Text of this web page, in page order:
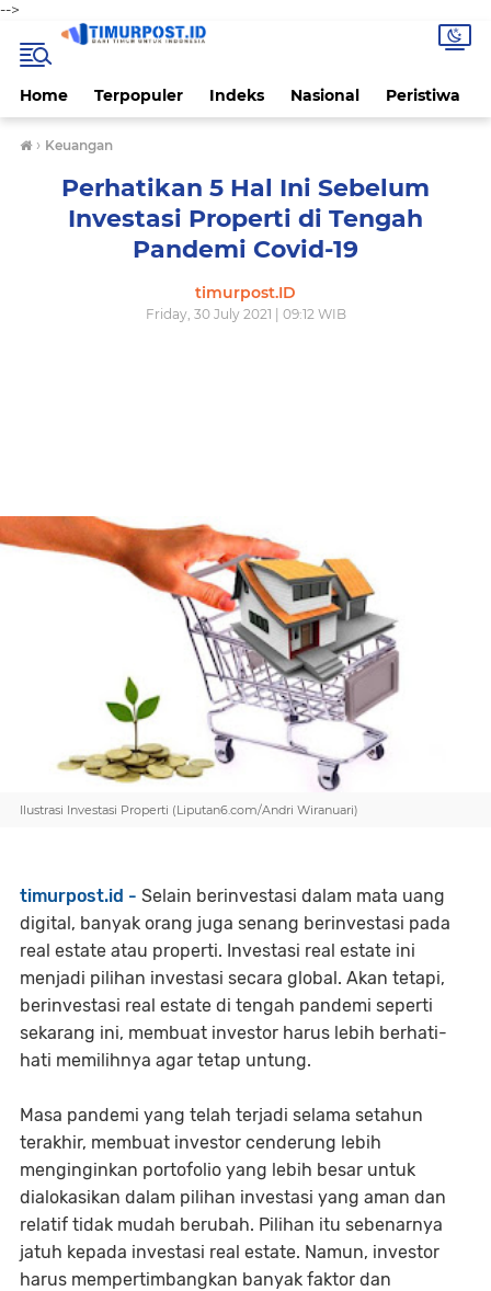
-->
Home Terpopuler Indeks Nasional Peristiwa
› Keuangan
Perhatikan 5 Hal Ini Sebelum
Investasi Properti di Tengah
Pandemi Covid-19
timurpost.ID
Friday, 30 July 2021 | 09:12 WIB
Ilustrasi Investasi Properti (Liputan6.com/Andri Wiranuari)
timurpost.id - Selain berinvestasi dalam mata uang
digital, banyak orang juga senang berinvestasi pada
real estate atau properti. Investasi real estate ini
menjadi pilihan investasi secara global. Akan tetapi,
berinvestasi real estate di tengah pandemi seperti
sekarang ini, membuat investor harus lebih berhati-
hati memilihnya agar tetap untung.
Masa pandemi yang telah terjadi selama setahun
terakhir, membuat investor cenderung lebih
menginginkan portofolio yang lebih besar untuk
dialokasikan dalam pilihan investasi yang aman dan
relatif tidak mudah berubah. Pilihan itu sebenarnya
jatuh kepada investasi real estate. Namun, investor
harus mempertimbangkan banyak faktor dan